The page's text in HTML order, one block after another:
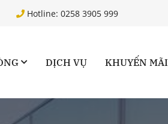
DỊCH VỤ KHUYẾN MÃI
Hotline: 0258 3905 999